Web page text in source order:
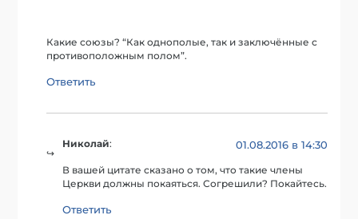
Какие союзы? “Как однополые, так и заключённые с
противоположным полом”.
Ответить
Николай: 01.08.2016 в 14:30
В вашей цитате сказано о том, что такие члены
Церкви должны покаяться. Согрешили? Покайтесь.
Ответить